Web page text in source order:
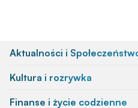
Aktualności i
Kultura i rozrywka
Finanse i życie codzienne